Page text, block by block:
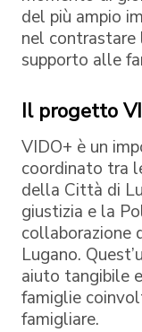
del più ampio
nel contrastare
supporto alle
Il progetto
VIDO+ è un
coordinato tra
della Città di
giustizia e la
collaborazione
Lugano.
aiuto tangibile
famiglie
famigliare.